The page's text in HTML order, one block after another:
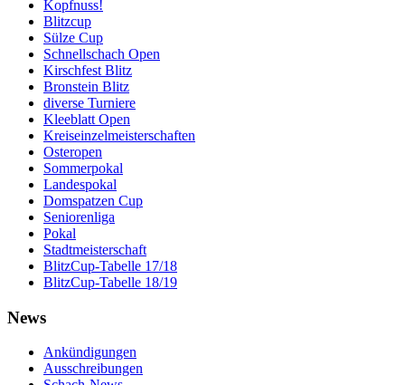
Kopfnuss!
Blitzcup
Sülze Cup
Schnellschach Open
Kirschfest Blitz
Bronstein Blitz
diverse Turniere
Kleeblatt Open
Kreiseinzelmeisterschaften
Osteropen
Sommerpokal
Landespokal
Domspatzen Cup
Seniorenliga
Pokal
Stadtmeisterschaft
BlitzCup-Tabelle 17/18
BlitzCup-Tabelle 18/19
News
Ankündigungen
Ausschreibungen